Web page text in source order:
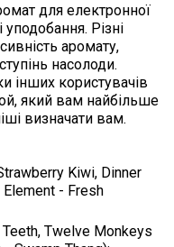
для електронної
уподобання. Різні
аромату,
насолоди.
інших користувачів
який вам найбільше
визначати вам.
Kiwi, Dinner
- Fresh
Twelve Monkeys